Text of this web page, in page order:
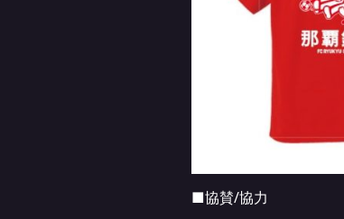
■協賛/協力